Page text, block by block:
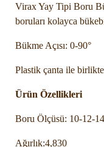
Virax Yay Tipi Boru
boruları kolayca
Bükme Açısı: 0-90°
Plastik çanta ile
Ürün Özellikleri
Boru Ölçüsü: 10-12-
Ağırlık:4,830